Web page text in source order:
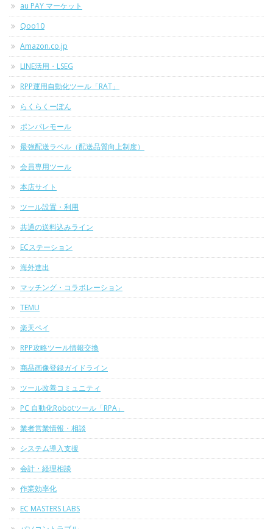
au PAY マーケット
Qoo10
Amazon.co.jp
LINE活用・LSEG
RPP運用自動化ツール「RAT」
らくらくーぽん
ポンパレモール
最強配送ラベル（配送品質向上制度）
会員専用ツール
本店サイト
ツール設置・利用
共通の送料込みライン
ECステーション
海外進出
マッチング・コラボレーション
TEMU
楽天ペイ
RPP攻略ツール情報交換
商品画像登録ガイドライン
ツール改善コミュニティ
PC 自動化Robotツール「RPA」
業者営業情報・相談
システム導入支援
会計・経理相談
作業効率化
EC MASTERS LABS